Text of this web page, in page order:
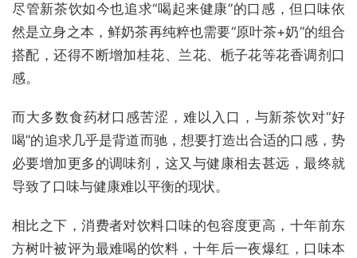
尽管新茶饮如今也追求“喝起来健康”的口感，但口味依
然是立身之本，鲜奶茶再纯粹也需要“原叶茶+奶”的组合
搭配，还得不断增加桂花、兰花、栀子花等花香调剂口
感。
而大多数食药材口感苦涩，难以入口，与新茶饮对“好
喝”的追求几乎是背道而驰，想要打造出合适的口感，势
必要增加更多的调味剂，这又与健康相去甚远，最终就
导致了口味与健康难以平衡的现状。
相比之下，消费者对饮料口味的包容度更高，十年前东
方树叶被评为最难喝的饮料，十年后一夜爆红，口味本